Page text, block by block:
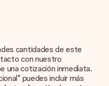
tiene la calidad
es importante utilizar fotos
de la calidad de la imagen,
de atención al cliente e
te interesa encargar.
cantidades de este
con nuestro
una cotización inmediata.
puedes incluir más